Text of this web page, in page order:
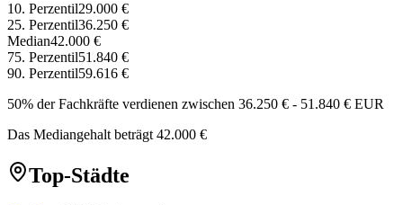
10. Perzentil29.000 €
25. Perzentil36.250 €
Median42.000 €
75. Perzentil51.840 €
90. Perzentil59.616 €
50% der Fachkräfte verdienen zwischen 36.250 € - 51.840 € EUR
Das Mediangehalt beträgt 42.000 €
Top-Städte